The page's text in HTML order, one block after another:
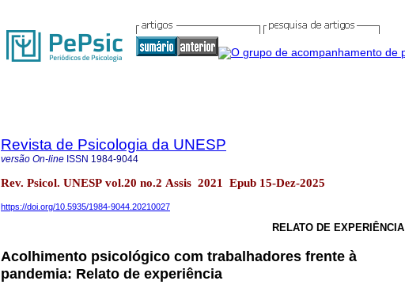
Revista de Psicologia da UNESP
versão On-line ISSN 1984-9044
Rev. Psicol. UNESP vol.20 no.2 Assis 2021 Epub 15-Dez-2025
https://doi.org/10.5935/1984-9044.20210027
RELATO DE EXPERIÊNCIA
Acolhimento psicológico com trabalhadores frente à
pandemia: Relato de experiência